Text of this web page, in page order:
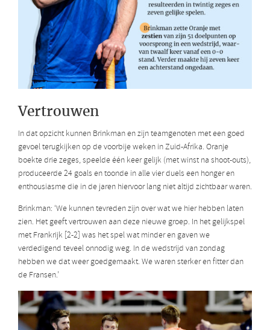
Vertrouwen
In dat opzicht kunnen Brinkman en zijn teamgenoten met een goed
gevoel terugkijken op de voorbije weken in Zuid-Afrika. Oranje
boekte drie zeges, speelde één keer gelijk (met winst na shoot-outs),
produceerde 24 goals en toonde in alle vier duels een honger en
enthousiasme die in de jaren hiervoor lang niet altijd zichtbaar waren.
Brinkman: ‘We kunnen tevreden zijn over wat we hier hebben laten
zien. Het geeft vertrouwen aan deze nieuwe groep. In het gelijkspel
met Frankrijk [2-2] was het spel wat minder en gaven we
verdedigend teveel onnodig weg. In de wedstrijd van zondag
hebben we dat weer goedgemaakt. We waren sterker en fitter dan
de Fransen.’